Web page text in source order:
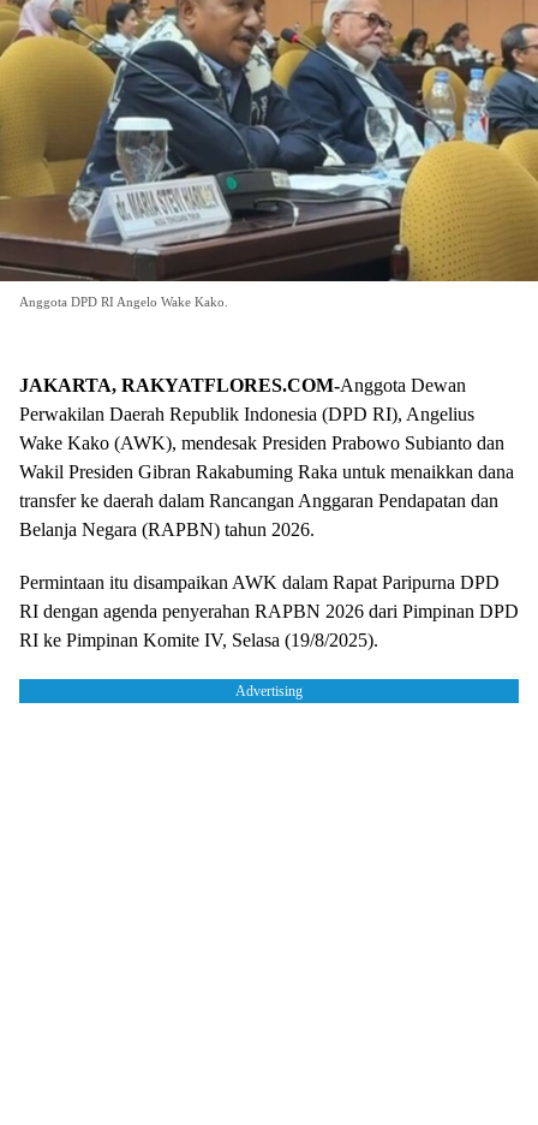
Anggota DPD RI Angelo Wake Kako.
JAKARTA, RAKYATFLORES.COM-Anggota Dewan
Perwakilan Daerah Republik Indonesia (DPD RI), Angelius
Wake Kako (AWK), mendesak Presiden Prabowo Subianto dan
Wakil Presiden Gibran Rakabuming Raka untuk menaikkan dana
transfer ke daerah dalam Rancangan Anggaran Pendapatan dan
Belanja Negara (RAPBN) tahun 2026.
Permintaan itu disampaikan AWK dalam Rapat Paripurna DPD
RI dengan agenda penyerahan RAPBN 2026 dari Pimpinan DPD
RI ke Pimpinan Komite IV, Selasa (19/8/2025).
Advertising